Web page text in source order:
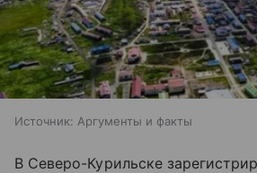
Источник: Аргументы и факты
В Северо-Курильске